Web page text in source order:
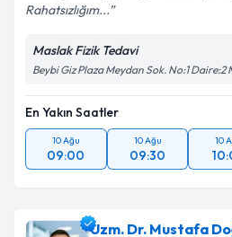
Rahatsızlığım...
Maslak Fizik Tedavi
Beybi Giz Plaza Meydan Sok. No:1 Daire:2
En Yakın Saatler
10 Ağu
09:00
10 Ağu
09:30
10
Uzm. Dr. Mustafa